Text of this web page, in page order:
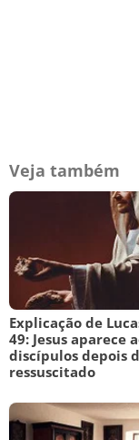
Veja também
Explicação de
49: Jesus aparece
discípulos depois
ressuscitado